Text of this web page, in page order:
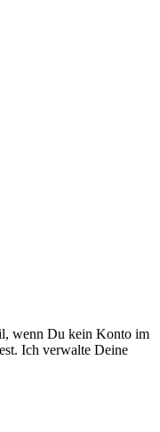
wenn Du kein Konto im
Ich verwalte Deine